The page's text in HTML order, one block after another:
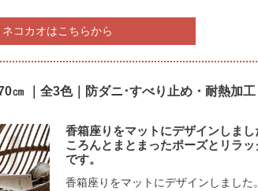
ネコカオはこちらから
㎝ ｜全3色｜防ダニ･すべり止め・耐熱加工
香箱座りをマットにデザインしまし
ころんとまとまったポーズとリラ
です。
香箱座りをマットにデザインしました。